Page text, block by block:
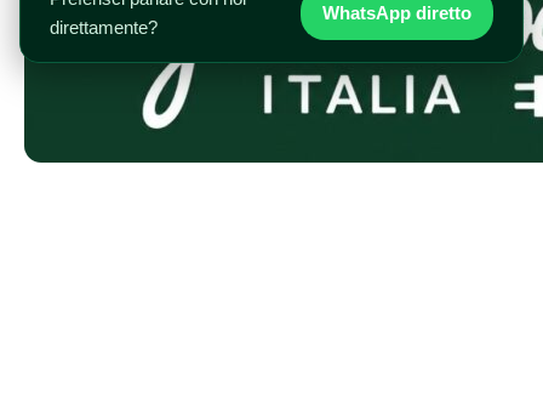
direttamente?
WhatsApp diretto